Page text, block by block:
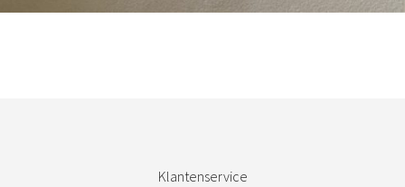
Klantenservice